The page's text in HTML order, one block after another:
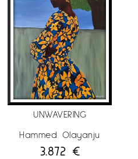
UNWAVERING
Hammed Olayanju
3.872 €